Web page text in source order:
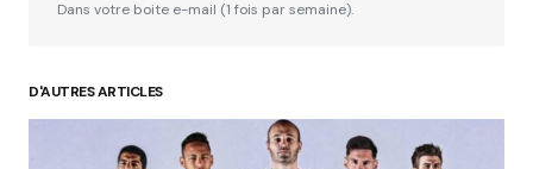
Dans votre boite e-mail (1 fois par semaine).
D'AUTRES ARTICLES